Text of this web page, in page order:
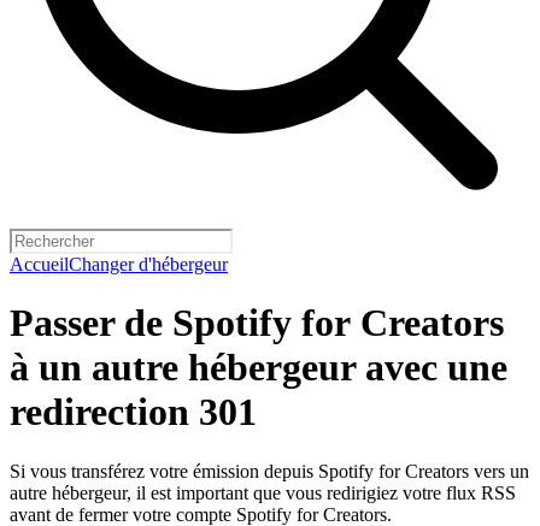
AccueilChanger d'hébergeur
Passer de Spotify for Creators
à un autre hébergeur avec une
redirection 301
Si vous transférez votre émission depuis Spotify for Creators vers un
autre hébergeur, il est important que vous redirigiez votre flux RSS
avant de fermer votre compte Spotify for Creators.